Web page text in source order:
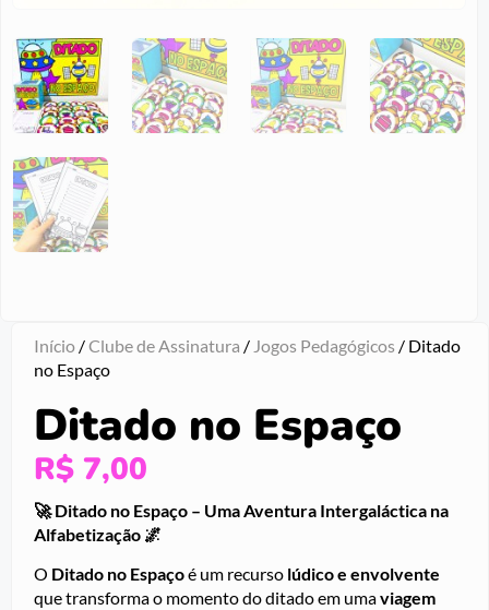
Início /Clube de Assinatura / Jogos Pedagógicos / Ditado
no Espaço
Ditado no Espaço
R$ 7,00
🚀 Ditado no Espaço – Uma Aventura Intergaláctica na
Alfabetização 🌌
O Ditado no Espaçoé um recurso lúdico e envolvente
que transforma o momento do ditado em umaviagem